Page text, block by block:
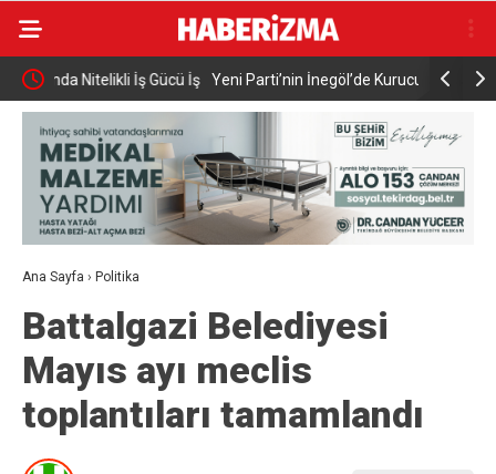
İş Yeni Parti’nin İnegöl’de Kurucu Başkanı Erkan
Dönmez Oldu.
Elektrikli
yaralandı
Ana Sayfa › Politika
Battalgazi Belediyesi
Mayıs ayı meclis
toplantıları tamamlandı